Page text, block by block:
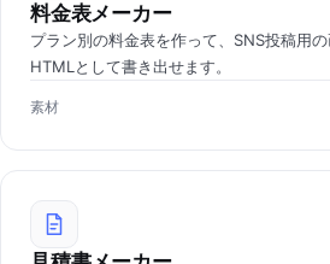
料金表メーカー
プラン別の料金表を作って、SNS投稿用
HTMLとして書き出せます。
素材